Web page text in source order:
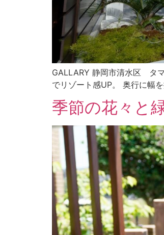
GALLARY 静岡市清水区 タ
でリゾート感UP。 奥行に幅
季節の花々と